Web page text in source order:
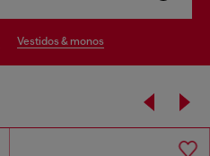
vestidos & monos